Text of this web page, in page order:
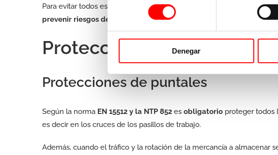
consentimiento
Denegar
Para evitar todos estos riesgos, existen a disposición de los usuarios
prevenir riesgos de seguridad y salud del personal que está
Protecciones para
Protecciones de puntales
Según la norma EN 15512 y la NTP 852 es obligatorio proteger todos
es decir en los cruces de los pasillos de trabajo.
Además, cuando el tráfico y la rotación de la mercancía a almacenar